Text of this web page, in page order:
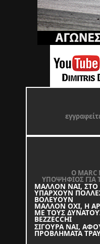
O
ΥΠΟΨΗΦΙΟΣ ΓΙΑ
ΜΑΛΛΟΝ ΝΑΙ, ΣΤΟ
ΥΠΑΡΧΟΥΝ
ΒΟΛΕΥΟΥΝ
ΜΑΛΛΟΝ ΟΧΙ, Η
ΜΕ ΤΟΥΣ
BEZZECCHI
ΣΙΓΟΥΡΑ ΝΑΙ,
ΠΡΟΒΛΗΜΑΤΑ